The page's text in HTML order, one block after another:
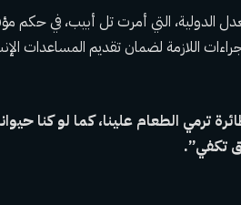
الدولية، التي أمرت تل أبيب، في
اللازمة لضمان تقديم المساعدات
ترمي الطعام علينا، كما لو كنا
تكفي”.